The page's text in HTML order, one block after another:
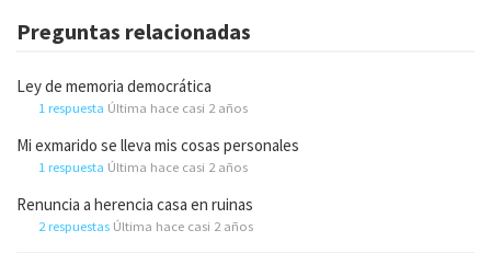
Preguntas relacionadas
Ley de memoria democrática
1 respuesta Última hace casi 2 años
Mi exmarido se lleva mis cosas personales
1 respuesta Última hace casi 2 años
Renuncia a herencia casa en ruinas
2 respuestas Última hace casi 2 años